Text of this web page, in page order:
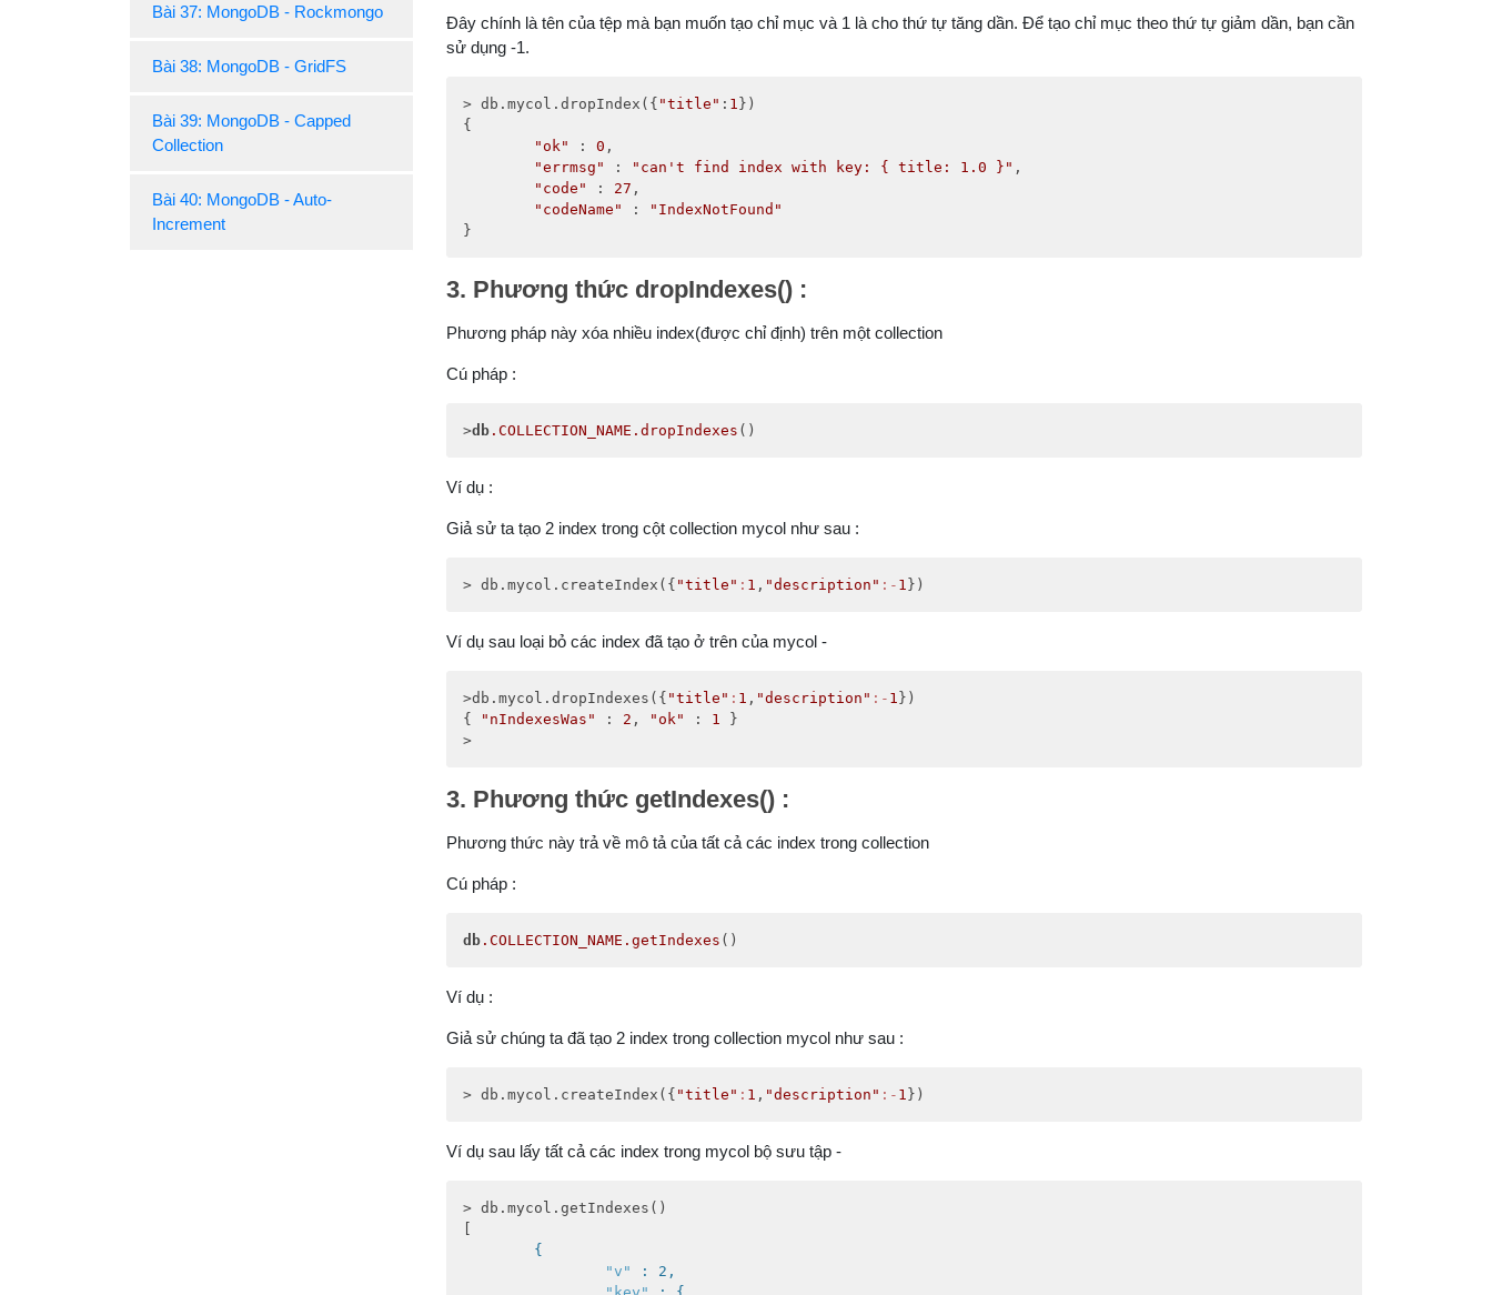
Bài 37: MongoDB - Rockmongo
Bài 38: MongoDB - GridFS
Bài 39: MongoDB - Capped
Collection
Bài 40: MongoDB - Auto-
Increment
Đây chính là tên của tệp mà bạn muốn tạo chỉ mục và 1 là cho thứ tự tăng dần. Để tạo chỉ mục theo thứ tự giảm dần, bạn cần
sử dụng -1.
> db.mycol.dropIndex({ "title" : 1 })
{
"ok"
: 0 ,
"errmsg"
: "can't find index with key: { title: 1.0 }" ,
"code"
: 27 ,
"codeName"
:
"IndexNotFound"
}
3. Phương thức dropIndexes() :
Phương pháp này xóa nhiều index(được chỉ định) trên một collection
Cú pháp :
>db .COLLECTION_NAME .dropIndexes ()
Ví dụ :
Giả sử ta tạo 2 index trong cột collection mycol như sau :
> db.mycol.createIndex({ "title" : 1 , "description" :- 1 })
Ví dụ sau loại bỏ các index đã tạo ở trên của mycol -
>db.mycol.dropIndexes({ "title" : 1 , "description" :- 1 })
{
"nIndexesWas" : 2 , "ok" : 1
}
>
3. Phương thức getIndexes() :
Phương thức này trả về mô tả của tất cả các index trong collection
Cú pháp :
db .COLLECTION_NAME .getIndexes ()
Ví dụ :
Giả sử chúng ta đã tạo 2 index trong collection mycol như sau :
> db.mycol.createIndex({ "title" : 1 , "description" :- 1 })
Ví dụ sau lấy tất cả các index trong mycol bộ sưu tập -
> db.mycol.getIndexes()
[
"v"
: 2,